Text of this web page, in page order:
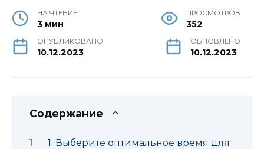
НА ЧТЕНИЕ
3 мин
ПРОСМОТРОВ
352
ОПУБЛИКОВАНО
10.12.2023
ОБНОВЛЕНО
10.12.2023
Содержание
1. Выберите оптимальное время для